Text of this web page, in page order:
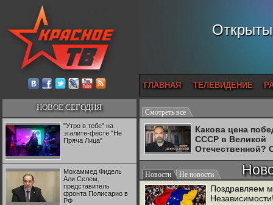
ГЛАВНАЯ ТЕЛЕВИДЕНИЕ
НОВОЕ СЕГОДНЯ
"Утро в тебе" на
эгалите-фесте "Не
Пряча Лица"
Мохаммед Фидель
Али Селем,
представитель
фронта Полисарио в
РФ
Смотреть все
Какова цена
СССР в Великой
Отечественной?
Двуреченский о
потерянной
Новости Не новости
Поздравляем